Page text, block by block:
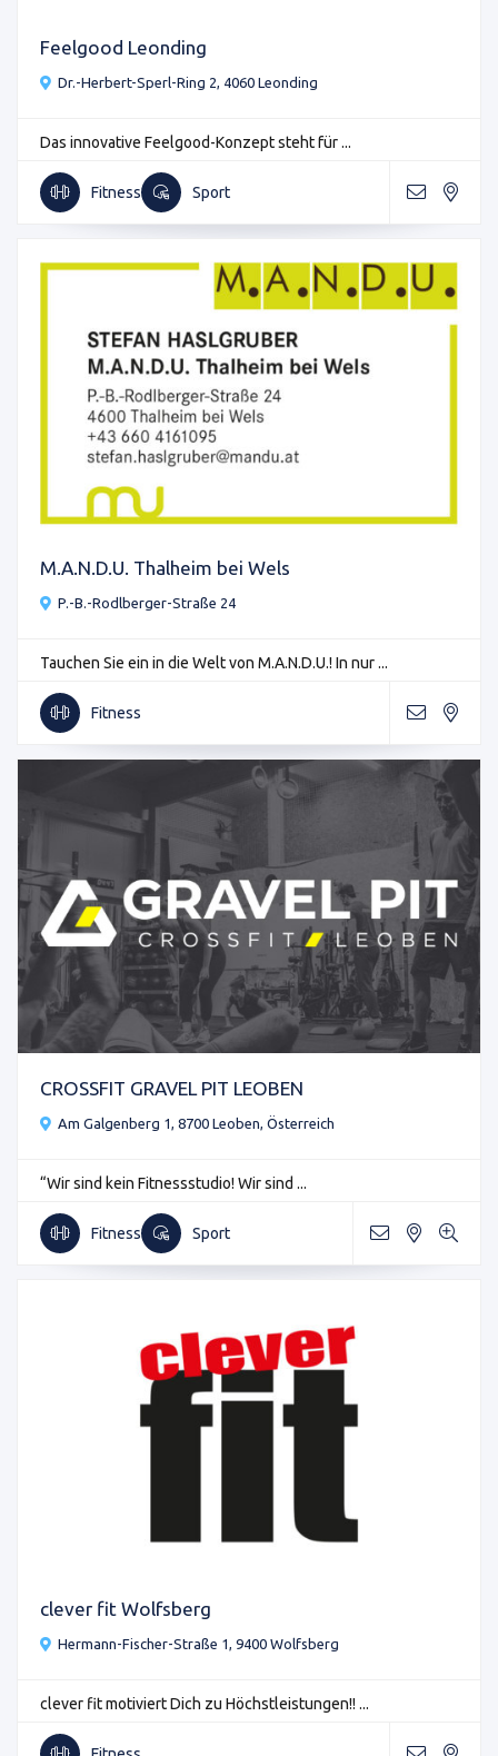
Feelgood Leonding
Dr.-Herbert-Sperl-Ring 2, 4060 Leonding
Das innovative Feelgood-Konzept steht für ...
Fitness Sport
M.A.N.D.U. Thalheim bei Wels
P.-B.-Rodlberger-Straße 24
Tauchen Sie ein in die Welt von M.A.N.D.U.! In nur ...
Fitness
CROSSFIT GRAVEL PIT LEOBEN
Am Galgenberg 1, 8700 Leoben, Österreich
“Wir sind kein Fitnessstudio! Wir sind ...
Fitness Sport
clever fit Wolfsberg
Hermann-Fischer-Straße 1, 9400 Wolfsberg
clever fit motiviert Dich zu Höchstleistungen!! ...